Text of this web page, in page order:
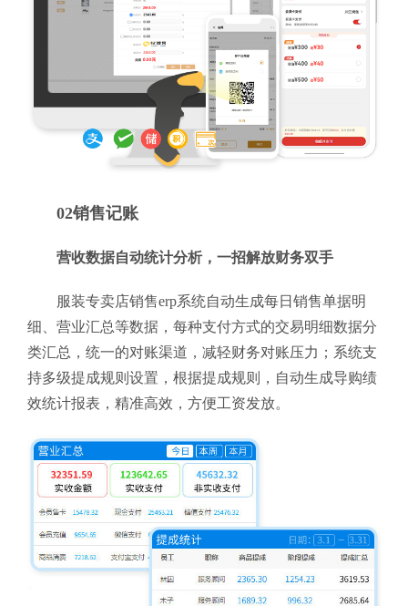
02销售记账
营收数据自动统计分析，一招解放财务双手
服装专卖店销售erp系统自动生成每日销售单据明
细、营业汇总等数据，每种支付方式的交易明细数据分
类汇总，统一的对账渠道，减轻财务对账压力；系统支
持多级提成规则设置，根据提成规则，自动生成导购绩
效统计报表，精准高效，方便工资发放。